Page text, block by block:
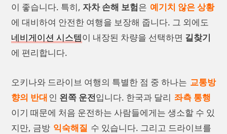
이 좋습니다. 특히, 자차 손해 보험은 예기치 않은 상황
에 대비하여 안전한 여행을 보장해 줍니다. 그 외에도
네비게이션 시스템이 내장된 차량을 선택하면 길찾기
에 편리합니다.
오키나와 드라이브 여행의 특별한 점 중 하나는 교통방
향의 반대 인 왼쪽 운전입니다. 한국과 달리 좌측 통행
이기 때문에 처음 운전하는 사람들에게는 생소할 수 있
지만, 금방 익숙해질 수 있습니다. 그리고 드라이브를